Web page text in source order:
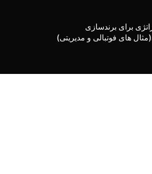
برای برندسازی
های فوتبالی و مدیریتی)